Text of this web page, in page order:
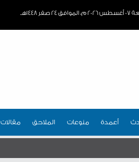
أعمدة منوعات الملاحق مقالات